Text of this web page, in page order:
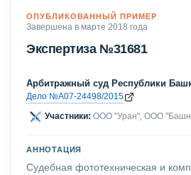
ОПУБЛИКОВАННЫЙ ПРИМЕР
Завершена в марте 2018 года
Экспертиза №31681
Арбитражный суд Республики
Дело №А07-24498/2015
Участники: ООО "Уран", ООО
АННОТАЦИЯ
Судебная фототехническая и